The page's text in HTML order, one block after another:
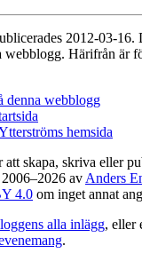
2012-03-16.
webblogg. Härifrån är
denna webblogg
hemsida
skapa, skriva eller
av Anders
4.0 om inget annat
alla inlägg, eller
.